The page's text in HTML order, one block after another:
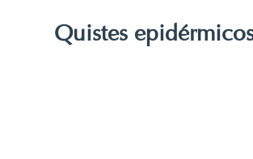
Quistes